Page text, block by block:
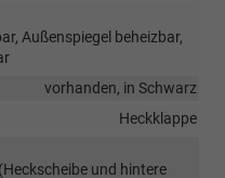
Außenspiegel beheizbar,
vorhanden, in Schwarz
Heckklappe
und hintere